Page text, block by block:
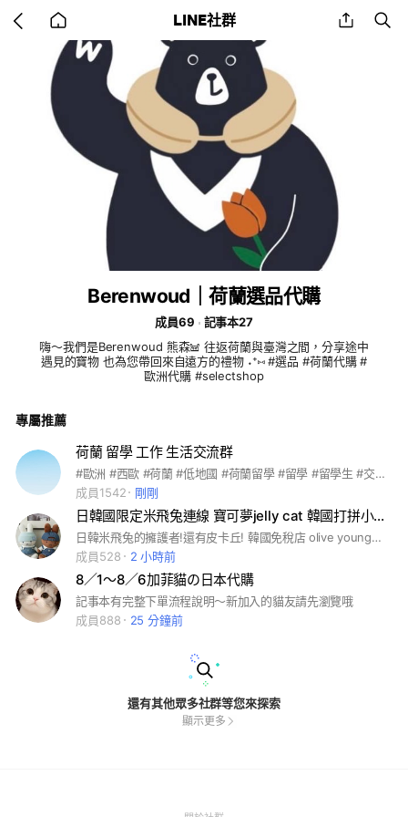
back
to
home
LINE社群 share
Berenwoud｜荷蘭選品代購
成員69
記事本27
嗨～我們是Berenwoud 熊森𖠌 往返荷蘭與臺灣之間，分享途中
遇見的寶物 也為您帶回來自遠方的禮物 ˖⁺⑅ #選品 #荷蘭代購 #
歐洲代購 #selectshop
專屬推薦
荷蘭 留學 工作 生活交流群
#歐洲 #西歐 #荷蘭 #低地國 #荷蘭留學 #留學 #留學生 #交換生 #研究生 #荷蘭工作 #打工人 #外派 #尼德蘭 #海牙 #鹿特丹 #烏特列支 #阿姆斯特丹 #格羅寧根 #蒂爾堡 #埃因霍温 #奈梅亨 #阿爾梅勒 #新生活 #荷蘭設計 #荷蘭出產 #荷蘭旅遊 #荷蘭真相 #荷蘭伴侶 #意見分享 #生活情報 #荷蘭新聞 #折扣分享 #生活大小事 #閒聊 #荷蘭美食 #異國料理 #荷蘭職場 #簽證轉換 #就業機會 #荷蘭風俗 #welcometotheNetherlands
成員1542
剛剛
日韓國限定米飛兔連線 寶可夢jelly cat 韓國打拼小妹代購
日韓米飛兔的擁護者!還有皮卡丘! 韓國免稅店 olive young代購也有喔～ 長居韓國，隨時連線
成員528
2 小時前
8／1～8／6加菲貓の日本代購
記事本有完整下單流程說明～新加入的貓友請先瀏覽哦
成員888
25 分鐘前
還有其他眾多社群等您來探索
顯示更多